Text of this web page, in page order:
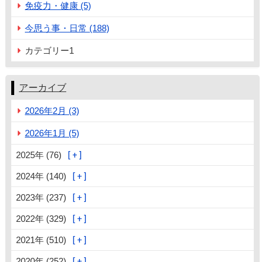
免疫力・健康 (5)
今思う事・日常 (188)
カテゴリー1
アーカイブ
2026年2月 (3)
2026年1月 (5)
2025年 (76)
2024年 (140)
2023年 (237)
2022年 (329)
2021年 (510)